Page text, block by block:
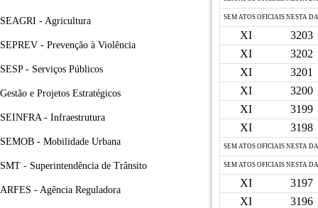
SEAGRI - Agricultura
SEPREV - Prevenção à Violência
SESP - Serviços Públicos
Gestão e Projetos Estratégicos
SEINFRA - Infraestrutura
SEMOB - Mobilidade Urbana
SMT - Superintendência de Trânsito
ARFES - Agência Reguladora
SEM ATOS OFICIAIS NESTA
XI
3203
XI
3202
XI
3201
XI
3200
XI
3199
XI
3198
SEM ATOS OFICIAIS NESTA
SEM ATOS OFICIAIS NESTA
XI
3197
XI
3196